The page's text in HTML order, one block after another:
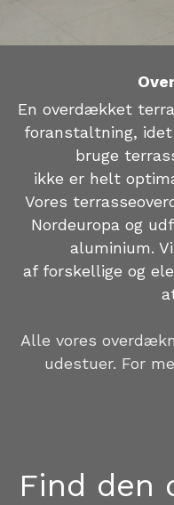
En overdækket
foranstaltning,
bruge
ikke er helt
Vores
Nordeuropa og
aluminium.
af forskellige og
Alle vores
udestuer. For
Find den